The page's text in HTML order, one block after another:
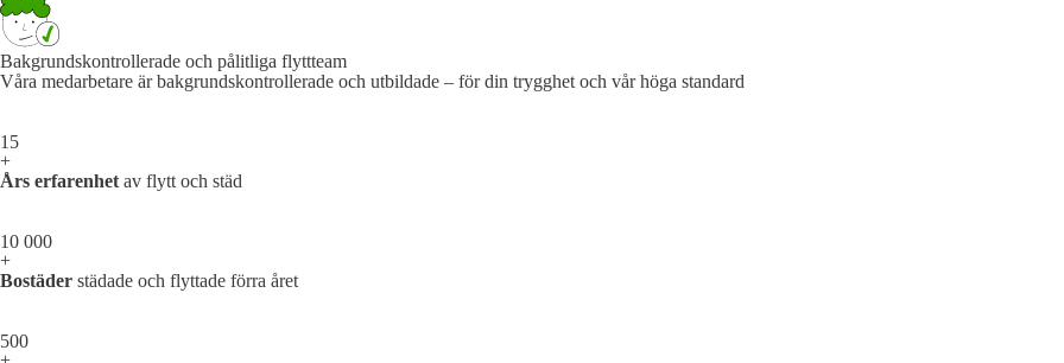
Bakgrundskontrollerade och pålitliga flyttteam
Våra medarbetare är bakgrundskontrollerade och utbildade – för din trygghet och vår höga standard
15
+
Års erfarenhet av flytt och städ
10 000
+
Bostäder städade och flyttade förra året
500